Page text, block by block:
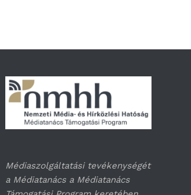
Médiaszolgáltatási tevékenységét
a Médiatanács a Médiatanács